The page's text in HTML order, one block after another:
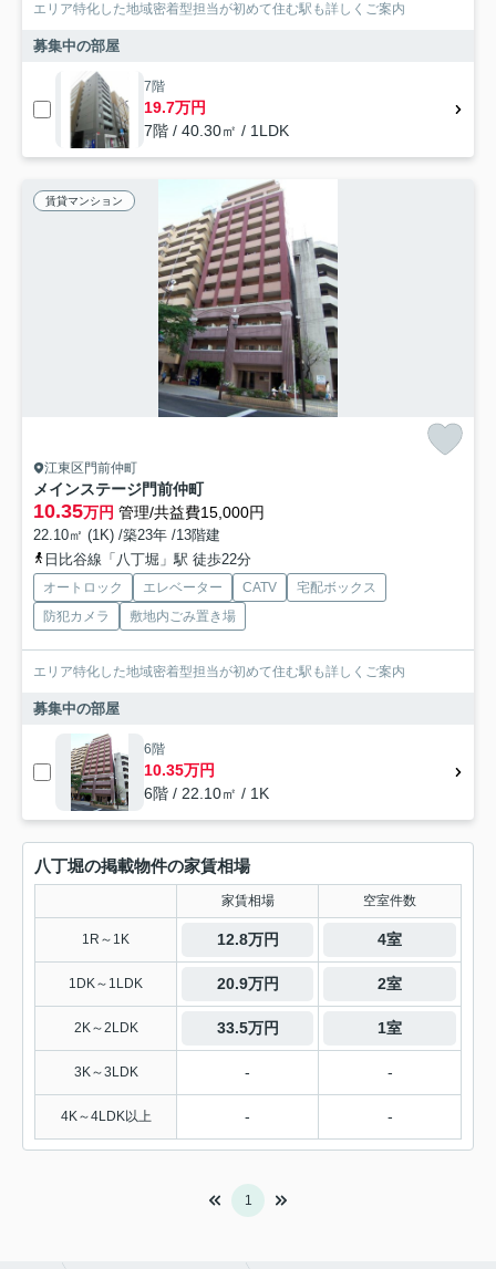
エリア特化した地域密着型担当が初めて住む駅も詳しくご案内
募集中の部屋
7階
19.7万円
7階 / 40.30㎡ / 1LDK
賃貸マンション
江東区門前仲町
メインステージ門前仲町
10.35万円 管理/共益費15,000円
22.10㎡ (1K) /築23年 /13階建
日比谷線「八丁堀」駅 徒歩22分
オートロック エレベーター CATV
宅配ボックス
防犯カメラ
敷地内ごみ置き場
エリア特化した地域密着型担当が初めて住む駅も詳しくご案内
募集中の部屋
6階
10.35万円
6階 / 22.10㎡ / 1K
八丁堀の掲載物件の家賃相場
家賃相場 空室件数
1R～1K 12.8万円 4室
1DK～1LDK 20.9万円 2室
2K～2LDK 33.5万円 1室
3K～3LDK - -
4K～4LDK以上 - -
1